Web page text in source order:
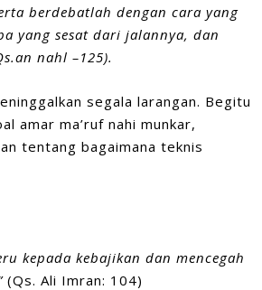
berdebatlah dengan cara yang
yang sesat dari jalannya, dan
nahl –125).
segala larangan. Begitu
amar ma’ruf nahi munkar,
tentang bagaimana teknis
kepada kebajikan dan mencegah
(Qs. Ali Imran: 104)